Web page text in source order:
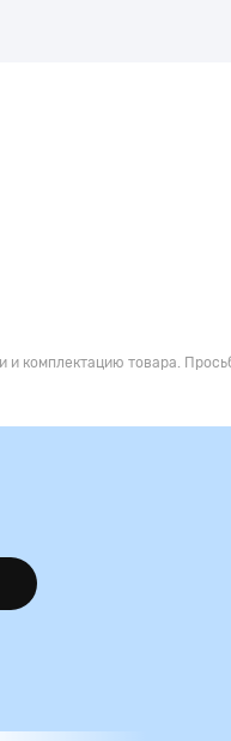
и комплектацию товара.